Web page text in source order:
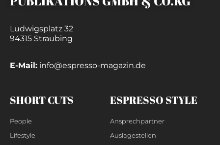
Ludwigsplatz 32
94315 Straubing
E-Mail: info@espresso-magazin.de
SHORT CUTS
People
Lifestyle
ESPRESSO STYLE
Ansprechpartner
Auslagestellen